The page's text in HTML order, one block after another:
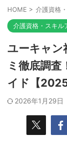
HOME > 介護資格
介護資格・スキル
ユーキャン
ミ徹底調査
イド【2025
2026年1月29日